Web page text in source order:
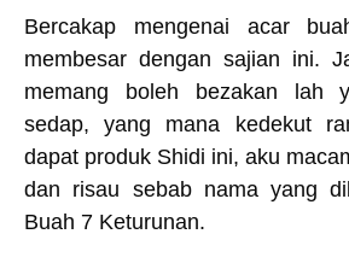
Bercakap mengenai acar
membesar dengan sajian ini.
memang boleh bezakan lah
sedap, yang mana kedekut
dapat produk Shidi ini, aku
dan risau sebab nama yang
Buah 7 Keturunan.